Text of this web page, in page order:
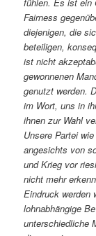
Fairness
diejenigen, die
beteiligen,
ist nicht
gewonnenen
genutzt werden.
im Wort, uns in
ihnen zur Wahl
Unsere Partei
angesichts von
und Krieg vor
nicht mehr
Eindruck werden
lohnabhängige
unterschiedliche